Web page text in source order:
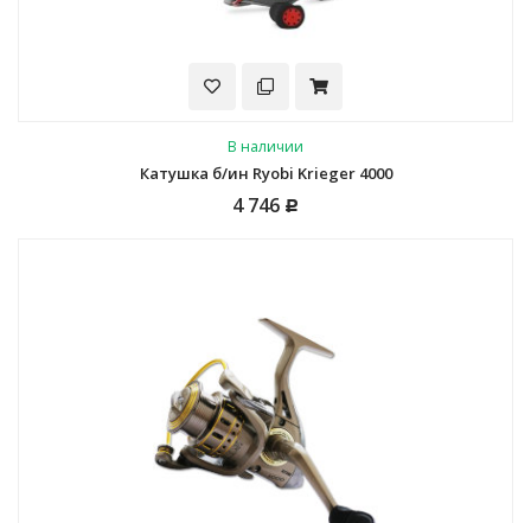
В наличии
Катушка б/ин Ryobi Krieger 4000
4 746 Р